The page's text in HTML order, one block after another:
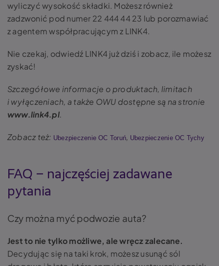
wyliczyć wysokość składki. Możesz również
zadzwonić pod numer 22 444 44 23 lub porozmawiać
z agentem współpracującym z LINK4.
Nie czekaj, odwiedź LINK4 już dziś i zobacz, ile możesz
zyskać!
Szczegółowe informacje o produktach, limitach
i wyłączeniach, a także OWU dostępne są na stronie
www.link4.pl.
Zobacz też: Ubezpieczenie OC Toruń, Ubezpieczenie OC Tychy
FAQ – najczęściej zadawane
pytania
Czy można myć podwozie auta?
Jest to nie tylko możliwe, ale wręcz zalecane.
Decydując się na taki krok, możesz usunąć sól